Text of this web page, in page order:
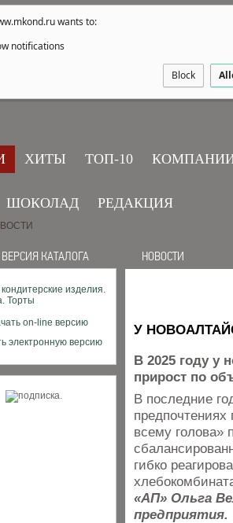
wants to:
notifications
Block
ХИТЫ ТОП-10
ШОКОЛАД РЕДАКЦИЯ
КАТАЛОГА НОВОСТИ
У
В 2025 году у
прирост по
В последние
всему голова»
гибко
«АП» Ольга
предприятия.